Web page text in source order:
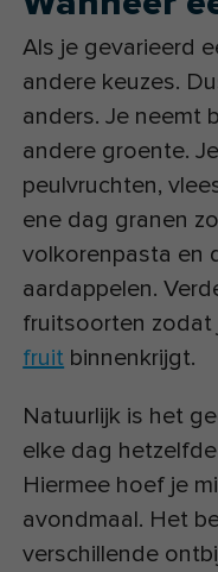
Als je gevarieerd
andere keuzes.
anders. Je neemt
andere groente.
peulvruchten,
ene dag granen
volkorenpasta en
aardappelen.
fruitsoorten
fruit binnenkrijgt.
Natuurlijk is het
elke dag
Hiermee hoef je
avondmaal. Het
verschillende